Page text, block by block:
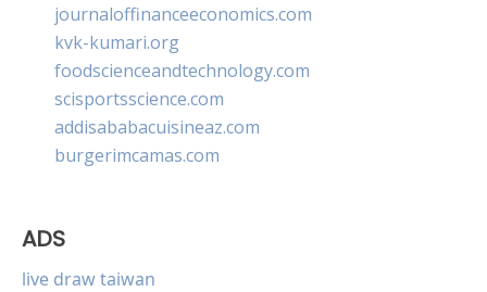
journaloffinanceeconomics.com
kvk-kumari.org
foodscienceandtechnology.com
scisportsscience.com
addisababacuisineaz.com
burgerimcamas.com
ADS
live draw taiwan